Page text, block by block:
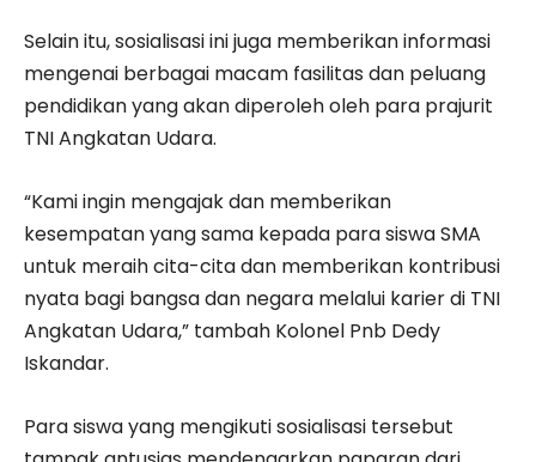
Selain itu, sosialisasi ini juga memberikan informasi
mengenai berbagai macam fasilitas dan peluang
pendidikan yang akan diperoleh oleh para prajurit
TNI Angkatan Udara.
“Kami ingin mengajak dan memberikan
kesempatan yang sama kepada para siswa SMA
untuk meraih cita-cita dan memberikan kontribusi
nyata bagi bangsa dan negara melalui karier di TNI
Angkatan Udara,” tambah Kolonel Pnb Dedy
Iskandar.
Para siswa yang mengikuti sosialisasi tersebut